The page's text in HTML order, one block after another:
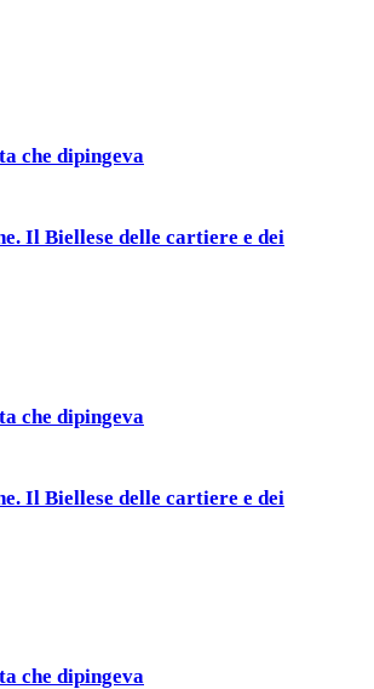
che dipingeva
Il Biellese delle cartiere e dei
che dipingeva
Il Biellese delle cartiere e dei
che dipingeva